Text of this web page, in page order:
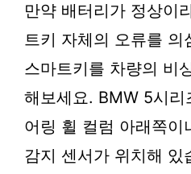
만약 배터리가 정상이
트키 자체의 오류를 의
스마트키를 차량의 비
해보세요. BMW 5시리
어링 휠 컬럼 아래쪽이
감지 센서가 위치해 있